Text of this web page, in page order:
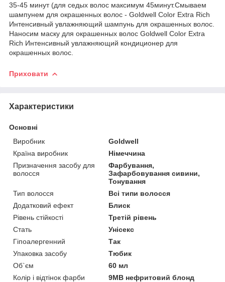
35-45 минут (для седых волос максимум 45минут.Смываем
шампунем для окрашенных волос - Goldwell Color Extra Rich
Интенсивный увлажняющий шампунь для окрашенных волос.
Наносим маску для окрашенных волос Goldwell Color Extra
Rich Интенсивный увлажняющий кондиционер для
окрашенных волос.
Приховати
Характеристики
Основні
Виробник
Goldwell
Країна виробник
Німеччина
Призначення засобу для
волосся
Фарбування,
Зафарбовування сивини,
Тонування
Тип волосся
Всі типи волосся
Додатковий ефект
Блиск
Рівень стійкості
Третій рівень
Стать
Унісекс
Гіпоалергенний
Так
Упаковка засобу
Тюбик
Об`єм
60 мл
Колір і відтінок фарби
9MB нефритовий блонд